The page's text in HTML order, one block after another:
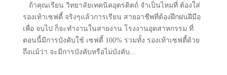
ถ้าคุณเรียน วิทยาลัยเทคนิคอุตรดิตถ์ จำเป็นไหมที่ ต้องใส่
รองเท้าเซฟตี้ จริงๆแล้วการเรียน สายอาชีพที่ต้องฝึกฝนฝีมือ
เพื่อ จบไป ก็จะทำงานในสายงาน โรงงานอุตสาหกรรม ที่
ตอนนี้มีการบังคับใช้ เซฟตี้ 100% รวมทั้ง รองเท้าเซฟตี้ด้วย
ถึงแม้ว่า จะมีการบังคับหรือไม่บังคับ...